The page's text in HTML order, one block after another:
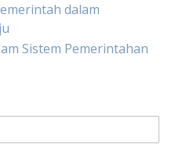
dalam
Sistem Pemerintahan